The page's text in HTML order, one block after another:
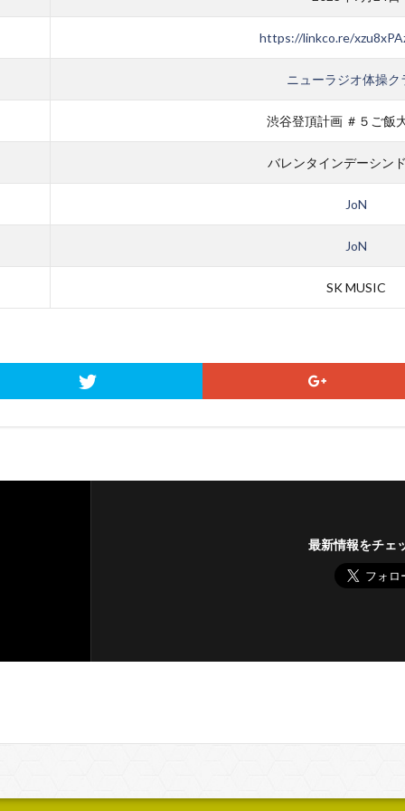
https://linkco.re/
ニューラジオ体操ク
渋谷登頂計画 ＃５ご飯
バレンタインデーシン
JoN
JoN
SK MUSIC
最新情報をチェ